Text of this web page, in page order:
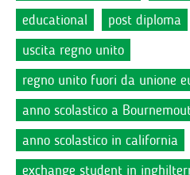
educational
post diploma
uscita regno unito
regno unito fuori da unione
anno scolastico a
anno scolastico in california
exchange student in